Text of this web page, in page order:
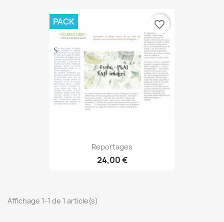
Reportages
24,00 €
PACK favorite_border
Affichage 1-1 de 1 article(s)